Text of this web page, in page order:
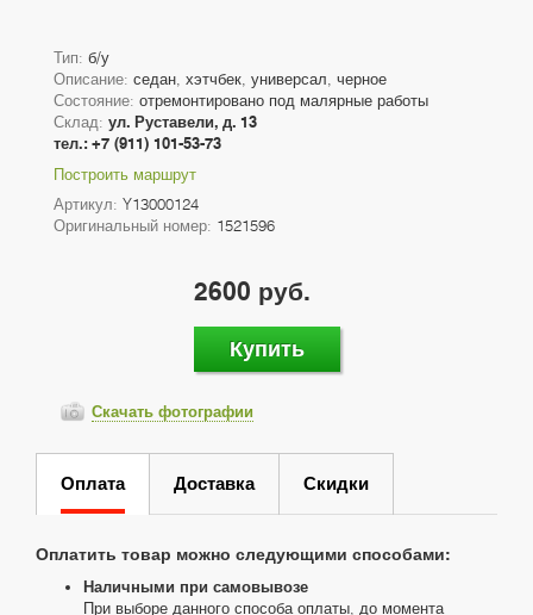
Тип: б/у
Описание: седан, хэтчбек, универсал, черное
Состояние: отремонтировано под малярные работы
Склад: ул. Руставели, д. 13
тел.: +7 (911) 101-53-73
Построить маршрут
Артикул: Y13000124
Оригинальный номер: 1521596
2600 руб.
Купить
Скачать фотографии
Оплата Доставка Скидки
Оплатить товар можно следующими способами:
Наличными при самовывозе
При выборе данного способа оплаты, до момента